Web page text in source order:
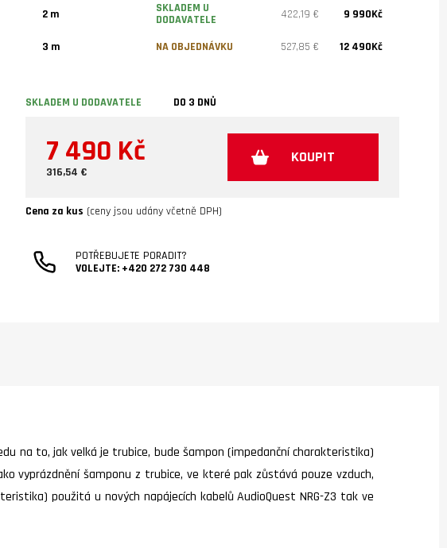
2 m
SKLADEM U
DODAVATELE
422,19 € 9 990Kč
3 m NA OBJEDNÁVKU 527,85 € 12 490Kč
SKLADEM U DODAVATELE DO 3 DNŮ
7 490 Kč
316,54 €
KOUPIT
Cena za kus (ceny jsou udány včetně DPH)
POTŘEBUJETE PORADIT?
VOLEJTE: +420 272 730 448
na to, jak velká je trubice, bude šampon (impedanční charakteristika)
vyprázdnění šamponu z trubice, ve které pak zůstává pouze vzduch,
použitá u nových napájecích kabelů AudioQuest NRG-Z3 tak ve